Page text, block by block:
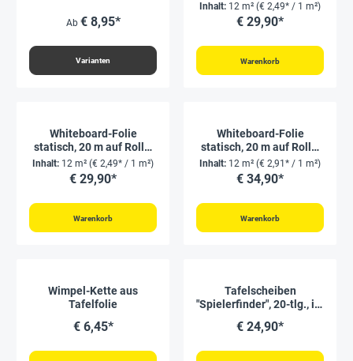
Ab € 8,95*
Varianten
glänzend, abwischbar
Inhalt: 12 m² (€ 2,49* / 1 m²)
€ 29,90*
Warenkorb
Whiteboard-Folie
statisch, 20 m auf Rolle,
weiß glänzend,
abwischbar
Inhalt: 12 m² (€ 2,49* / 1 m²)
€ 29,90*
Warenkorb
Whiteboard-Folie
statisch, 20 m auf Rolle,
kariert matt
Inhalt: 12 m² (€ 2,91* / 1 m²)
€ 34,90*
Warenkorb
Wimpel-Kette aus
Tafelfolie
€ 6,45*
Tafelscheiben
"Spielerfinder", 20-tlg., im
€ 24,90*